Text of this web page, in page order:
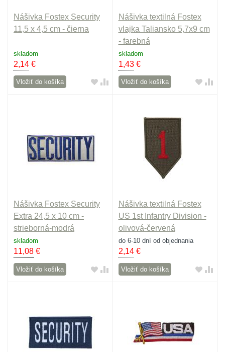
Nášivka Fostex Security
11,5 x 4,5 cm - čierna
skladom
2,14 €
Vložiť do košíka
Nášivka textilná Fostex
vlajka Taliansko 5,7x9 cm
- farebná
skladom
1,43€
Vložiť do košíka
Nášivka Fostex Security
Extra 24,5 x 10 cm -
strieborná-modrá
skladom
11,08 €
Vložiť do košíka
Nášivka textilná Fostex
US 1st Infantry Division -
olivová-červená
do 6-10 dní od objednania
2,14€
Vložiť do košíka